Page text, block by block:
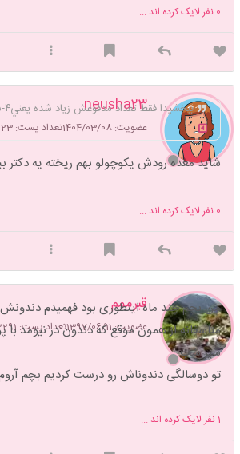
0 نفر لایک کرده اند ...
neusha23
عضویت: 1404/03/08 تعداد پست: 2023
ببخشيدا فقط تعداد مدفوعش زياد شده يعني٤-٥بار و سبز رنگو بد بو
شاید معده رودش یکوچولو بهم ریخته یه دکتر
0 نفر لایک کرده اند ...
قبرممم
عضویت: 1397/06/11 تعداد پست: 12291
من بچم چند ماه اینطوری بود فهمیدم
متاسفانه از همون موقع که دندون در نیومد با
شیر شب
تو دوسالگی دندوناش رو درست کردیم بچم
1نفر لایک کرده اند ...